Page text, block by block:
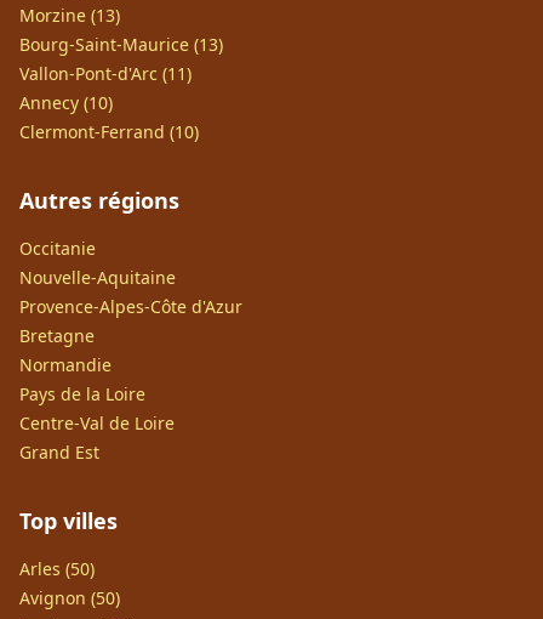
Morzine (13)
Bourg-Saint-Maurice (13)
Vallon-Pont-d'Arc (11)
Annecy (10)
Clermont-Ferrand (10)
Autres régions
Occitanie
Nouvelle-Aquitaine
Provence-Alpes-Côte d'Azur
Bretagne
Normandie
Pays de la Loire
Centre-Val de Loire
Grand Est
Top villes
Arles (50)
Avignon (50)